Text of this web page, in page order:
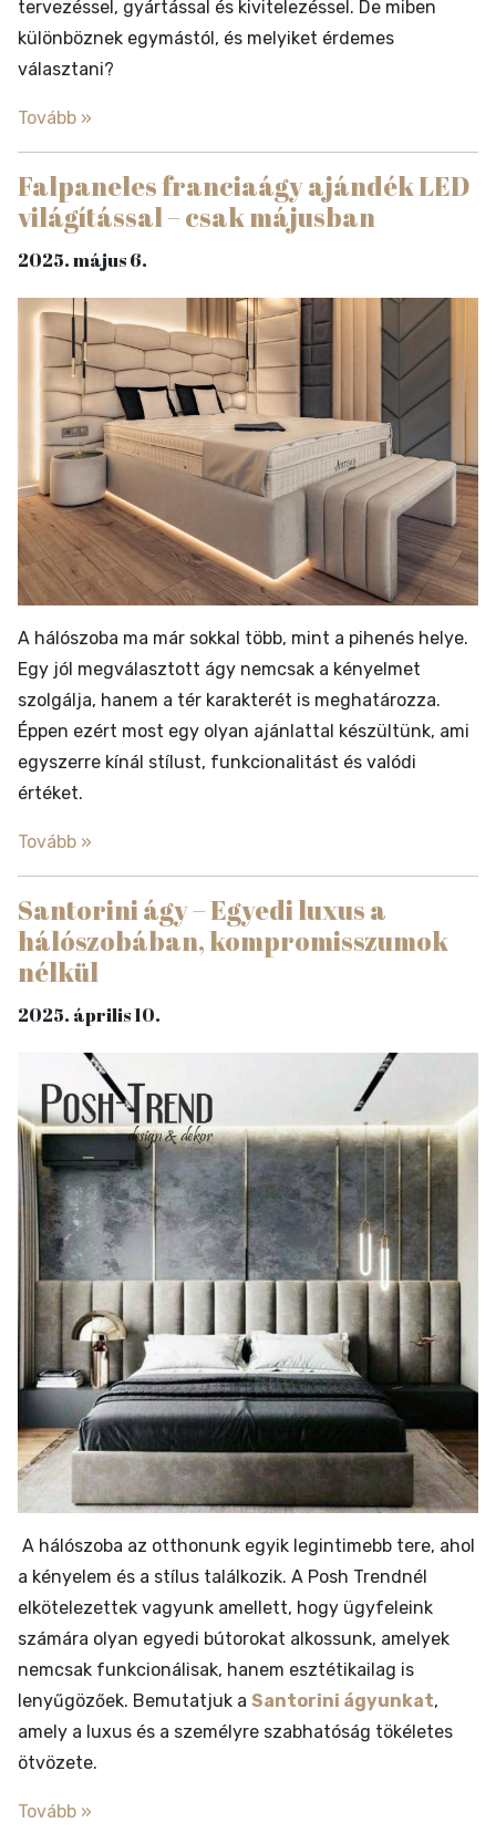
tervezéssel, gyártással és kivitelezéssel. De miben
különböznek egymástól, és melyiket érdemes
választani?
Tovább »
Falpaneles franciaágy ajándék LED
világítással – csak májusban
2025. május 6.
A hálószoba ma már sokkal több, mint a pihenés helye.
Egy jól megválasztott ágy nemcsak a kényelmet
szolgálja, hanem a tér karakterét is meghatározza.
Éppen ezért most egy olyan ajánlattal készültünk, ami
egyszerre kínál stílust, funkcionalitást és valódi
értéket.
Tovább »
Santorini ágy – Egyedi luxus a
hálószobában, kompromisszumok
nélkül
2025. április 10.
A hálószoba az otthonunk egyik legintimebb tere, ahol
a kényelem és a stílus találkozik. A Posh Trendnél
elkötelezettek vagyunk amellett, hogy ügyfeleink
számára olyan egyedi bútorokat alkossunk, amelyek
nemcsak funkcionálisak, hanem esztétikailag is
lenyűgözőek. Bemutatjuk a Santorini ágyunkat,
amely a luxus és a személyre szabhatóság tökéletes
ötvözete.
Tovább »